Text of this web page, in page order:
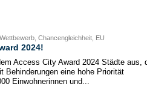
Chancengleichheit, EU
2024!
Access City Award 2024 Städte aus,
Behinderungen eine hohe Priorität
Einwohnerinnen und...